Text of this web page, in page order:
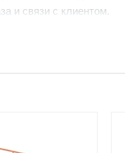
и связи с клиентом.
уточнить детали,
доставки по